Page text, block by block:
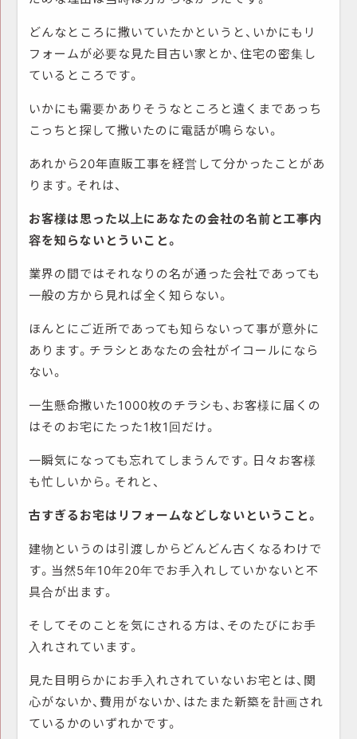
どんなところに撒いていたかというと、いかにもリ
フォームが必要な見た目古い家とか、住宅の密集し
ているところです。
いかにも需要かありそうなところと遠くまであっち
こっちと探して撒いたのに電話が鳴らない。
あれから20年直販工事を経営して分かったことがあ
ります。それは、
お客様は思った以上にあなたの会社の名前と工事内
容を知らないとういこと。
業界の間ではそれなりの名が通った会社であっても
一般の方から見れば全く知らない。
ほんとにご近所であっても知らないって事が意外に
あります。チラシとあなたの会社がイコールになら
ない。
一生懸命撒いた1000枚のチラシも、お客様に届くの
はそのお宅にたった1枚1回だけ。
一瞬気になっても忘れてしまうんです。日々お客様
も忙しいから。それと、
古すぎるお宅はリフォームなどしないということ。
建物というのは引渡しからどんどん古くなるわけで
す。当然5年10年20年でお手入れしていかないと不
具合が出ます。
そしてそのことを気にされる方は、そのたびにお手
入れされています。
見た目明らかにお手入れされていないお宅とは、関
心がないか、費用がないか、はたまた新築を計画され
ているかのいずれかです。